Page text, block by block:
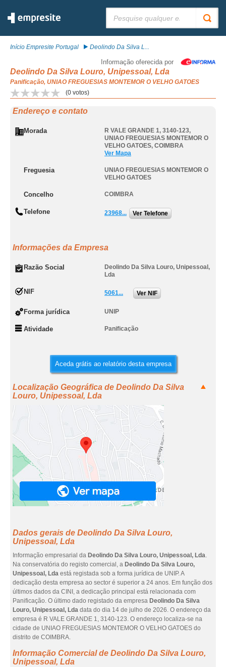
Início Empresite Portugal Deolindo Da Silva L...
Informação oferecida por
Deolindo Da Silva Louro, Unipessoal, Lda
Panificação, UNIAO FREGUESIAS MONTEMOR O VELHO GATOES
(0 votos)
Endereço e contato
Morada R VALE GRANDE 1, 3140-123,
UNIAO FREGUESIAS MONTEMOR O
VELHO GATOES, COIMBRA
Ver Mapa
Freguesia
UNIAO FREGUESIAS MONTEMOR O
VELHO GATOES
Concelho COIMBRA
Telefone 23968... Ver Telefone
Informações da Empresa
Razão Social
Deolindo Da Silva Louro, Unipessoal,
Lda
NIF 5061... Ver NIF
Forma jurídica UNIP
Atividade Panificação
Aceda grátis ao relatório desta empresa
Localização Geográfica de Deolindo Da Silva
Louro, Unipessoal, Lda
Dados gerais de Deolindo Da Silva Louro,
Unipessoal, Lda
Informação empresarial da Deolindo Da Silva Louro, Unipessoal, Lda.
Na conservatória do registo comercial, a Deolindo Da Silva Louro,
Unipessoal, Lda está registada sob a forma jurídica de UNIP. A
dedicação desta empresa ao sector é superior a 24 anos. Em função dos
últimos dados da CINI, a dedicação principal está relacionada com
Panificação. O último dado registado da empresa Deolindo Da Silva
Louro, Unipessoal, Lda data do dia 14 de julho de 2026. O endereço da
empresa é R VALE GRANDE 1, 3140-123. O endereço localiza-se na
cidade de UNIAO FREGUESIAS MONTEMOR O VELHO GATOES do
distrito de COIMBRA.
Informação Comercial de Deolindo Da Silva Louro,
Unipessoal, Lda